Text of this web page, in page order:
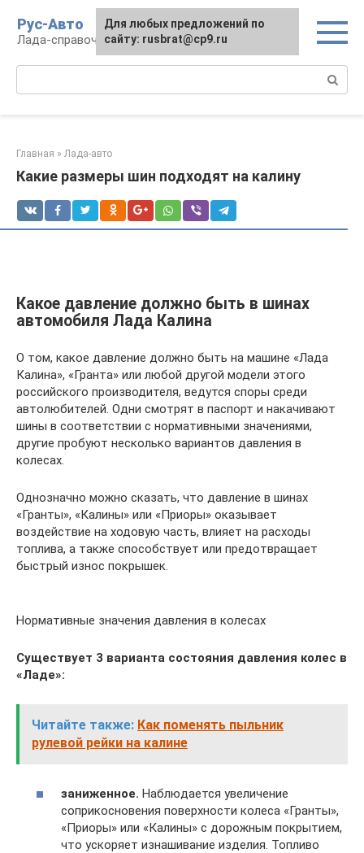
контенту
Рус-Авто
Лада-справочник
Главная » Лада-авто
Какие размеры шин подходят на калину
Какое давление должно быть в шинах
автомобиля Лада Калина
О том, какое давление должно быть на машине «Лада
Калина», «Гранта» или любой другой модели этого
российского производителя, ведутся споры среди
автолюбителей. Одни смотрят в паспорт и накачивают
шины в соответствии с нормативными значениями,
другие пробуют несколько вариантов давления в
колесах.
Однозначно можно сказать, что давление в шинах
«Гранты», «Калины» или «Приоры» оказывает
воздействие на ходовую часть, влияет на расходы
топлива, а также способствует или предотвращает
быстрый износ покрышек.
Нормативные значения давления в колесах
Существует 3 варианта состояния давления колес в
«Ладе»:
Читайте также: Как поменять пыльник
рулевой рейки на калине
заниженное. Наблюдается увеличение
соприкосновения поверхности колеса «Гранты»,
«Приоры» или «Калины» с дорожным покрытием,
что ускоряет изнашивание изделия. Топливо
Для любых предложений по
сайту: rusbrat@cp9.ru